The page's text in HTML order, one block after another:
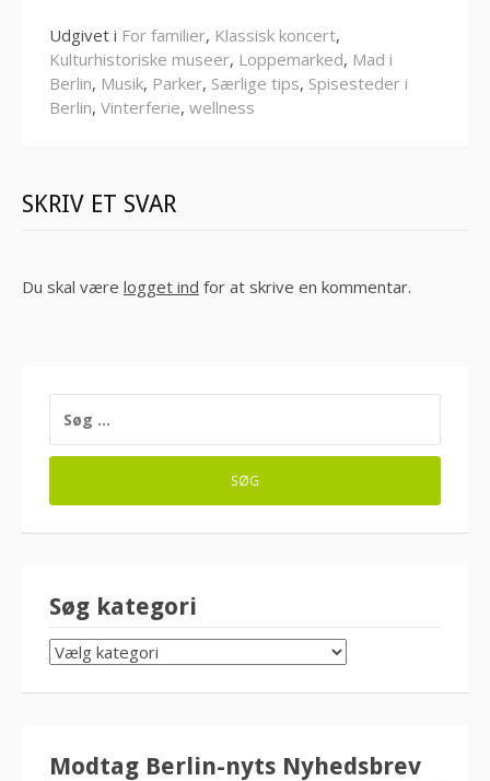
Udgivet i For familier, Klassisk koncert,
Kulturhistoriske museer, Loppemarked, Mad i
Berlin, Musik, Parker, Særlige tips, Spisesteder i
Berlin, Vinterferie, wellness
SKRIV ET SVAR
Du skal være logget ind for at skrive en kommentar.
EFTER:
Søg kategori
SØG
KATEGORI
Modtag Berlin-nyts Nyhedsbrev